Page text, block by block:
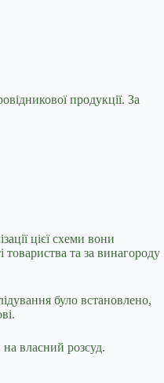
продукції. За
цієї схеми вони
та за винагороду
було встановлено,
власний розсуд.